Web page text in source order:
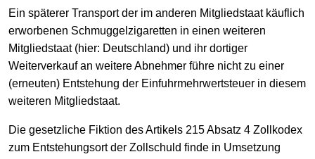
Ein späterer Transport der im anderen Mitgliedstaat käuflich
erworbenen Schmuggelzigaretten in einen weiteren
Mitgliedstaat (hier: Deutschland) und ihr dortiger
Weiterverkauf an weitere Abnehmer führe nicht zu einer
(erneuten) Entstehung der Einfuhrmehrwertsteuer in diesem
weiteren Mitgliedstaat.
Die gesetzliche Fiktion des Artikels 215 Absatz 4 Zollkodex
zum Entstehungsort der Zollschuld finde in Umsetzung